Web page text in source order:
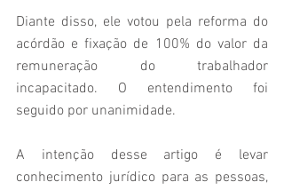
Diante disso, ele votou pela reforma do
acórdão e fixação de 100% do valor da
remuneração do trabalhador
incapacitado. O entendimento foi
seguido por unanimidade.
A intenção desse artigo é levar
conhecimento jurídico para as pessoas,